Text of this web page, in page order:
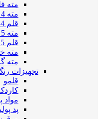
مته
مته 4 شیار
قلم 4 شیار
مته 5 شیار
قلم 5 شیار
مته
مته
تجهیزات
قلمو
مواد
پد